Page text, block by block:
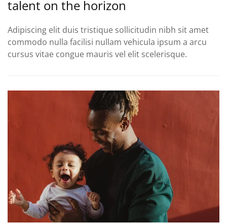
talent on the horizon
Adipiscing elit duis tristique sollicitudin nibh sit amet
commodo nulla facilisi nullam vehicula ipsum a arcu
cursus vitae congue mauris vel elit scelerisque.